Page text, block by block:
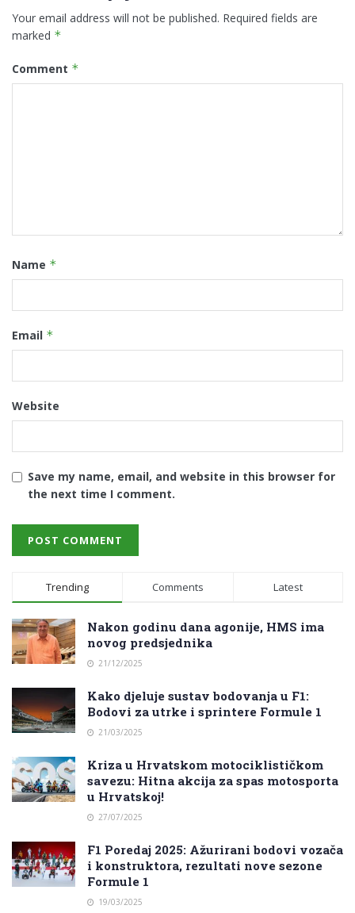
Your email address will not be published. Required fields are
marked *
Comment *
Name *
Email *
Website
Save my name, email, and website in this browser for
the next time I comment.
Trending Comments Latest
Nakon godinu dana agonije, HMS ima
novog predsjednika
21/12/2025
Kako djeluje sustav bodovanja u F1:
Bodovi za utrke i sprintere Formule 1
21/03/2025
Kriza u Hrvatskom motociklističkom
savezu: Hitna akcija za spas motosporta
u Hrvatskoj!
27/07/2025
F1 Poredaj 2025: Ažurirani bodovi vozača
i konstruktora, rezultati nove sezone
Formule 1
19/03/2025